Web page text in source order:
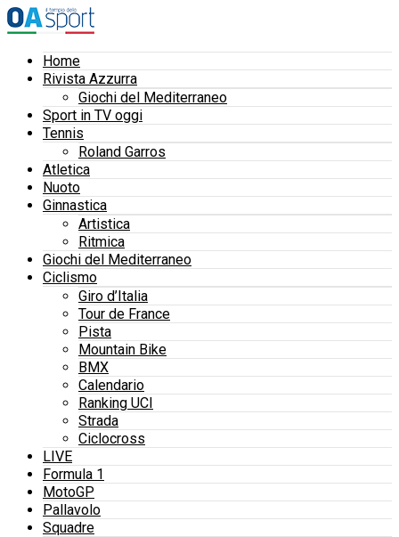
Home
Rivista Azzurra
Giochi del Mediterraneo
Sport in TV oggi
Tennis
Roland Garros
Atletica
Nuoto
Ginnastica
Artistica
Ritmica
Giochi del Mediterraneo
Ciclismo
Giro d’Italia
Tour de France
Pista
Mountain Bike
BMX
Calendario
Ranking UCI
Strada
Ciclocross
LIVE
Formula 1
MotoGP
Pallavolo
Squadre